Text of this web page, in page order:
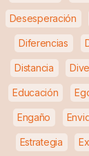
Desesperación
Diferencias
Distancia
Educación
Engaño
Estrategia